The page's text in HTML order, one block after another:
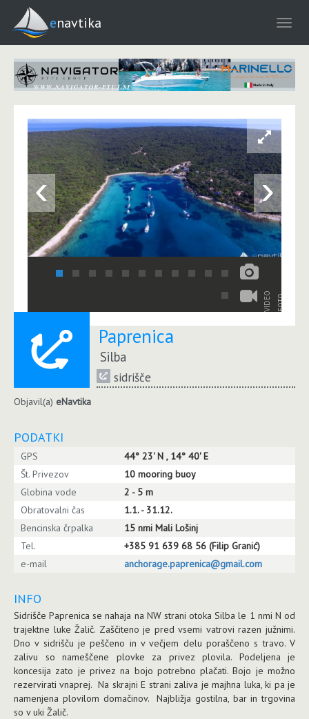
enavtika
‹ ›
VIDEO FOTO
Paprenica
Silba
sidrišče
Objavil(a) eNavtika
PODATKI
GPS
44° 23' N , 14° 40' E
Št. Privezov
10 mooring buoy
Globina vode
2 - 5 m
Obratovalni čas
1.1. - 31.12.
Bencinska črpalka
15 nmi Mali Lošinj
Tel.
+385 91 639 68 56 (Filip Granić)
e-mail
anchorage.paprenica@gmail.com
INFO
Sidrišče Paprenica se nahaja na NW strani otoka Silba le 1 nmi N od
trajektne luke Žalič. Zaščiteno je pred vsemi vatrovi razen južnimi.
Dno v sidrišču je peščeno in v večjem delu poraščeno s travo. V
zalivu so nameščene plovke za privez plovila. Podeljena je
koncesija zato je privez na bojo potrebno plačati. Bojo je možno
rezervirati vnaprej. Na skrajni E strani zaliva je majhna luka, ki pa je
namenjena plovilom domačinov. Najbližja gostilna, bar in trgovina
so v uki Žalič.